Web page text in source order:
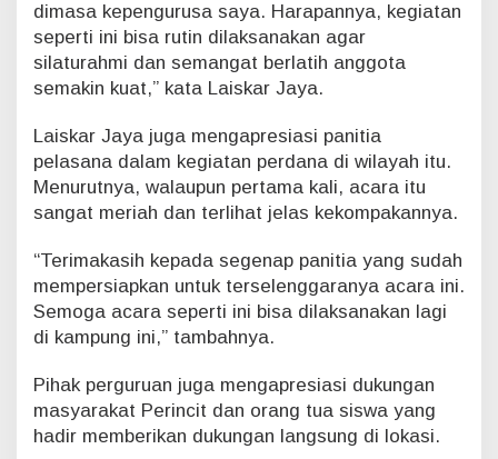
l
a
r
K
T
dimasa kepengurusa saya. Harapannya, kegiatan
seperti ini bisa rutin dilaksanakan agar
silaturahmi dan semangat berlatih anggota
semakin kuat,” kata Laiskar Jaya.
Laiskar Jaya juga mengapresiasi panitia
pelasana dalam kegiatan perdana di wilayah itu.
Menurutnya, walaupun pertama kali, acara itu
sangat meriah dan terlihat jelas kekompakannya.
“Terimakasih kepada segenap panitia yang sudah
mempersiapkan untuk terselenggaranya acara ini.
Semoga acara seperti ini bisa dilaksanakan lagi
di kampung ini,” tambahnya.
Pihak perguruan juga mengapresiasi dukungan
masyarakat Perincit dan orang tua siswa yang
hadir memberikan dukungan langsung di lokasi.